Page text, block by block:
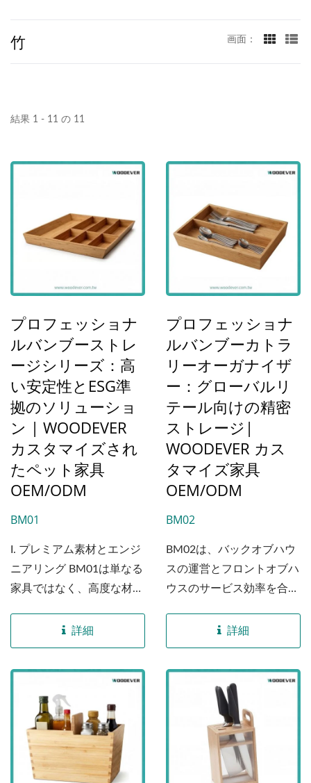
竹 画面：
結果 1 - 11 の 11
プロフェッショナ
ルバンブーストレ
ージシリーズ：高
い安定性とESG準
拠のソリューショ
ン | WOODEVER
カスタマイズされ
たペット家具
OEM/ODM
BM01
I. プレミアム素材とエンジ
ニアリング BM01は単なる
家具ではなく、高度な材料
持続可能な竹から構築され
ており、この椅子は次元安
ロスラミネーションプロセ
スを利用しています。従来
の無垢材とは異なり、私た
ちの処理された竹は、反
り、ひび割れ、湿気による
詳細
プロフェッショナ
ルバンブーカトラ
リーオーガナイザ
ー：グローバルリ
テール向けの精密
ストレージ|
WOODEVER カス
タマイズ家具
OEM/ODM
BM02
BM02は、バックオブハウ
スの運営とフロントオブハ
ウスのサービス効率を合理
性能な組織ツールです。...
詳細